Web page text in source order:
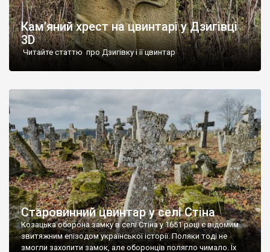
Кам’яний хрест на цвинтарі у Дзигівці
3D
Читайте статтю про Дзигівку і її цвинтар
Старовинний цвинтар у селі Стіна
Козацька оборона замку в селі Стіна у 1651 році є відомим
звитяжним епізодом української історії. Поляки тоді не
змогли захопити замок, але оборонців полягло чимало. Їх